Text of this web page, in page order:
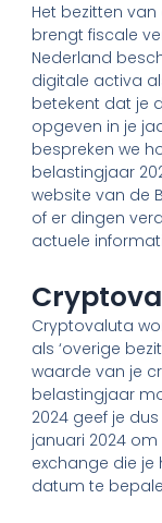
Het bezitten
brengt fiscale
Nederland
digitale activa
betekent dat je
opgeven in je
bespreken we
belastingjaar
website van de
of er dingen
actuele
Cryptovaluta
als ‘overige
waarde van je
belastingjaar
2024 geef je
januari 2024
exchange die
datum te